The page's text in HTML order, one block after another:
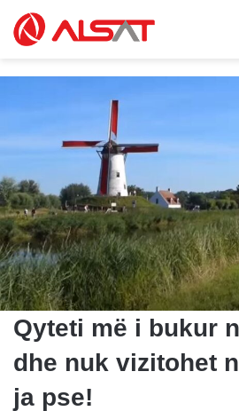
Qyteti më i bukur
dhe nuk vizitohet
ja pse!